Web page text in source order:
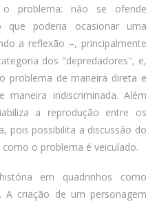
problema: não se ofende
poderia ocasionar uma
a reflexão –, principalmente
dos "depredadores", e,
problema de maneira direta e
indiscriminada. Além
a reprodução entre os
pois possibilita a discussão do
o problema é veiculado.
em quadrinhos como
A criação de um personagem